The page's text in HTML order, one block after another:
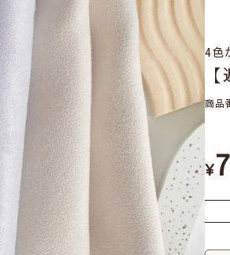
4色
商品
¥